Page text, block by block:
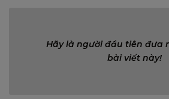
Hãy là người đầu tiên đưa
bài viết này!